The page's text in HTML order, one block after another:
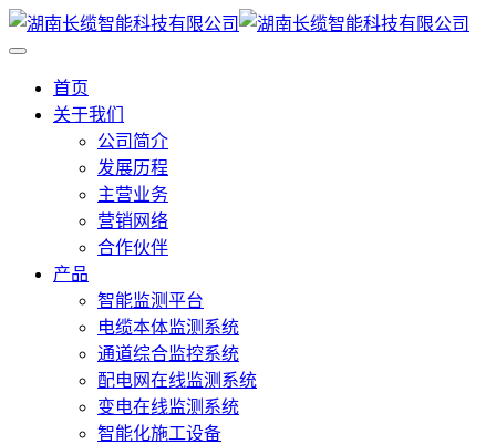
首页
关于我们
公司简介
发展历程
主营业务
营销网络
合作伙伴
产品
智能监测平台
电缆本体监测系统
通道综合监控系统
配电网在线监测系统
变电在线监测系统
智能化施工设备